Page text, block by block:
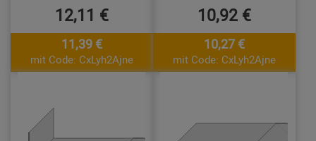
12,11 €
11,39 €
mit Code: CxLyh2Ajne
10,92 €
10,27 €
mit Code: CxLyh2Ajne